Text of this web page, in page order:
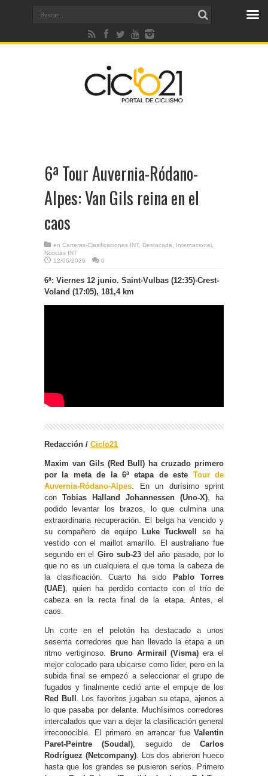
6ª Tour Auvernia-Ródano-
Alpes: Van Gils reina en el
caos
en Carreras-Clasificaciones INT, Destacada Internacional
Noticias INT
12/06/2026
0
6ª: Viernes 12 junio. Saint-Vulbas (12:35)-Crest-
Voland (17:05), 181,4 km
Redacción / Ciclo21
Maxim van Gils (Red Bull) ha cruzado primero
por la meta de la 6ª etapa de este Tour de
Auvernia-Ródano-Alpes. En un durísimo sprint
con Tobias Halland Johannessen (Uno-X), ha
podido levantar los brazos, lo que culmina una
extraordinaria recuperación. El belga ha vencido y
su compañero de equipo
Luke Tuckwell
se ha
vestido con el maillot amarillo. El australiano fue
segundo en el Giro sub-23del año pasado, por lo
que no es un cualquiera el que toma la cabeza de
la clasificación. Cuarto ha sido
Pablo Torres
(UAE), quien ha perdido contacto con el trío de
cabeza en la recta final de la etapa. Antes, el
caos.
Un corte en el pelotón ha destacado a unos
sesenta corredores que han llevado la etapa a un
ritmo vertiginoso.
Bruno Armirail (Visma) era el
mejor colocado para ubicarse como líder, pero en la
subida final se empezó a seleccionar el grupo de
fugados y finalmente cedió ante el empuje de los
Red Bull . Los favoritos jugaban su etapa, ajenos a
lo que pasaba por delante. Muchísimos corredores
intercalados que van a dejar la clasificación general
irreconocible. El primero en arrancar fue Valentin
Paret-Peintre (Soudal), seguido de Carlos
Rodríguez (Netcompany). Los dos abrieron hueco
hasta que los grandes se pusieron serios. Primero